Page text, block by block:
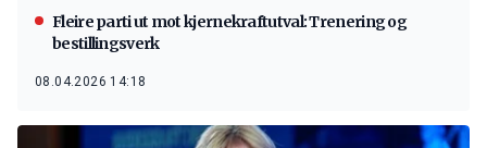
Fleire parti ut mot kjernekraftutval: Trenering og
bestillingsverk
08.04.2026 14:18